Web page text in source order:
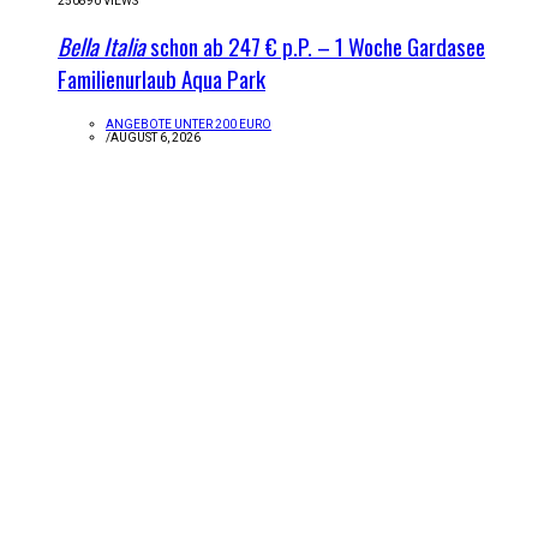
Bella Italiaschon ab 247 € p.P. – 1 Woche Gardasee
Familienurlaub Aqua Park
ANGEBOTE UNTER 200 EURO
/AUGUST 6, 2026